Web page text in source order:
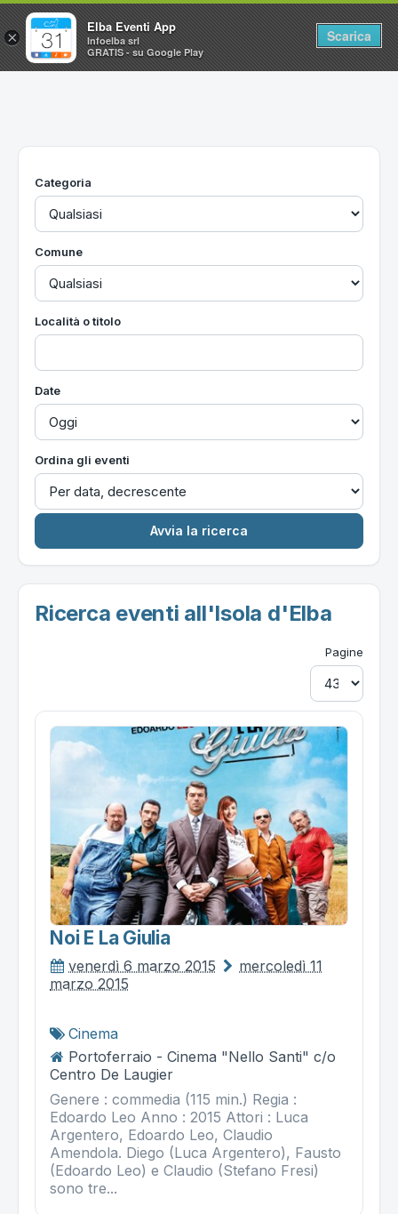
Home
Utilità
Categoria
Comune
Località o titolo
Date
Ordina gli eventi
Ricerca eventi all'Isola d'Elba
Pagine
Noi E La Giulia
venerdì 6 marzo 2015
mercoledì 11
marzo 2015
Cinema
Portoferraio - Cinema "Nello Santi" c/o
Centro De Laugier
Genere : commedia (115 min.) Regia :
Edoardo Leo Anno : 2015 Attori : Luca
Argentero, Edoardo Leo, Claudio
Amendola. Diego (Luca Argentero), Fausto
(Edoardo Leo) e Claudio (Stefano Fresi)
sono tre...
×
Elba Eventi App
Infoelba srl
GRATIS - su Google Play
Scarica